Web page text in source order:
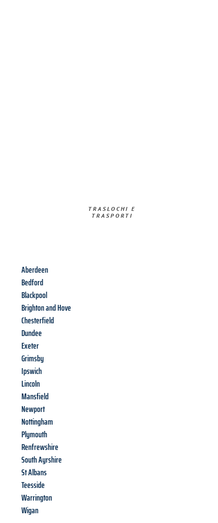
TRASLOCHI E
TRASPORTI​
Aberdeen
Bedford
Blackpool
Brighton and Hove
Chesterfield
Dundee
Exeter
Grimsby
Ipswich
Lincoln
Mansfield
Newport
Nottingham
Plymouth
Renfrewshire
South Ayrshire
St Albans
Teesside
Warrington
Wigan